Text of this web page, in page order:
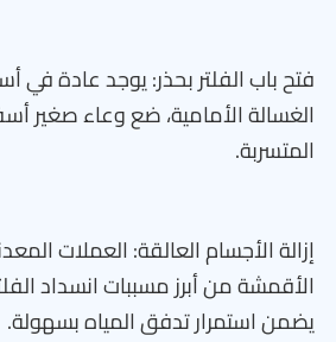
فتح باب الفلتر بحذر: يوجد عادة في
الغسالة الأمامية، ضع وعاء صغير
المتسربة.
إزالة الأجسام العالقة: العملات
الأقمشة من أبرز مسببات انسداد
يضمن استمرار تدفق المياه بسهولة.